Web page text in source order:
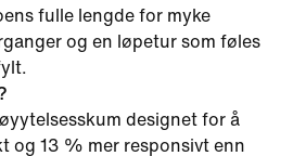
fulle lengde for myke
og en løpetur som føles
designet for å
og 13 % mer responsivt enn